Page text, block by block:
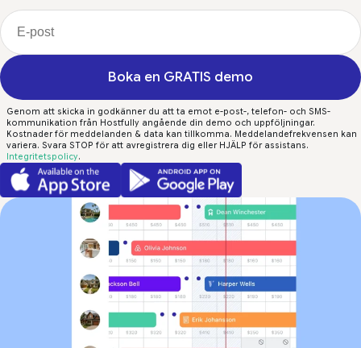
Boka en GRATIS demo
Genom att skicka in godkänner du att ta emot e-post-, telefon- och SMS-
kommunikation från Hostfully angående din demo och uppföljningar.
Kostnader för meddelanden & data kan tillkomma. Meddelandefrekvensen kan
variera. Svara STOP för att avregistrera dig eller HJÄLP för assistans.
Integritetspolicy.